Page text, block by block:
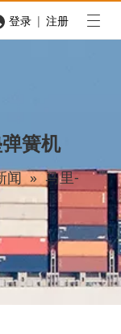
登录 | 注册
簧机
闻 » 马里-